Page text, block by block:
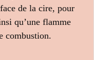
de la cire, pour
qu’une flamme
combustion.